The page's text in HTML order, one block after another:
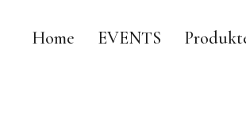
Home EVENTS